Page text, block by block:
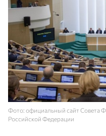
Фото: официальный сайт Совета
Российской Федерации